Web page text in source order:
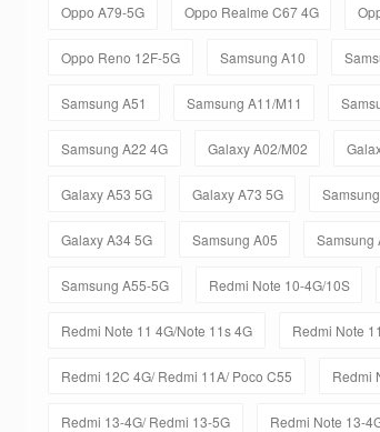
Oppo A79-5G Oppo Realme C67 4G
Oppo Reno 12F-5G Samsung A10
Samsung A51 Samsung A11/M11
Samsung A22 4G Galaxy A02/M02
Galaxy A53 5G Galaxy A73 5G
Galaxy A34 5G Samsung A05 Samsung
Samsung A55-5G Redmi Note 10-4G/10S
Redmi Note 11 4G/Note 11s 4G Redmi Note
Redmi 12C 4G/ Redmi 11A/ Poco C55 Redmi
Redmi 13-4G/ Redmi 13-5G Redmi Note 13-